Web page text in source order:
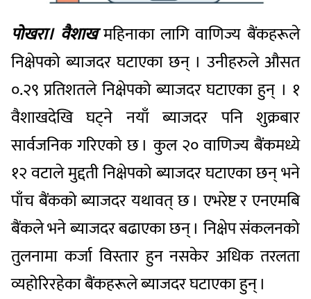
पोखरा। वैशाखमहिनाका लागि वाणिज्य बैंकहरूले
निक्षेपको ब्याजदर घटाएका छन् । उनीहरुले औसत
०.२९ प्रतिशतले निक्षेपको ब्याजदर घटाएका हुन् । १
वैशाखदेखि घट्ने नयाँ ब्याजदर पनि शुक्रबार
सार्वजनिक गरिएको छ । कुल २० वाणिज्य बैंकमध्ये
१२ वटाले मुद्दती निक्षेपको ब्याजदर घटाएका छन् भने
पाँच बैंकको ब्याजदर यथावत् छ । एभरेष्ट र एनएमबि
बैंकले भने ब्याजदर बढाएका छन् । निक्षेप संकलनको
तुलनामा कर्जा विस्तार हुन नसकेर अधिक तरलता
व्यहोरिरहेका बैंकहरूले ब्याजदर घटाएका हुन् ।